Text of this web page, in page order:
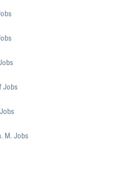
Jobs
M. Jobs